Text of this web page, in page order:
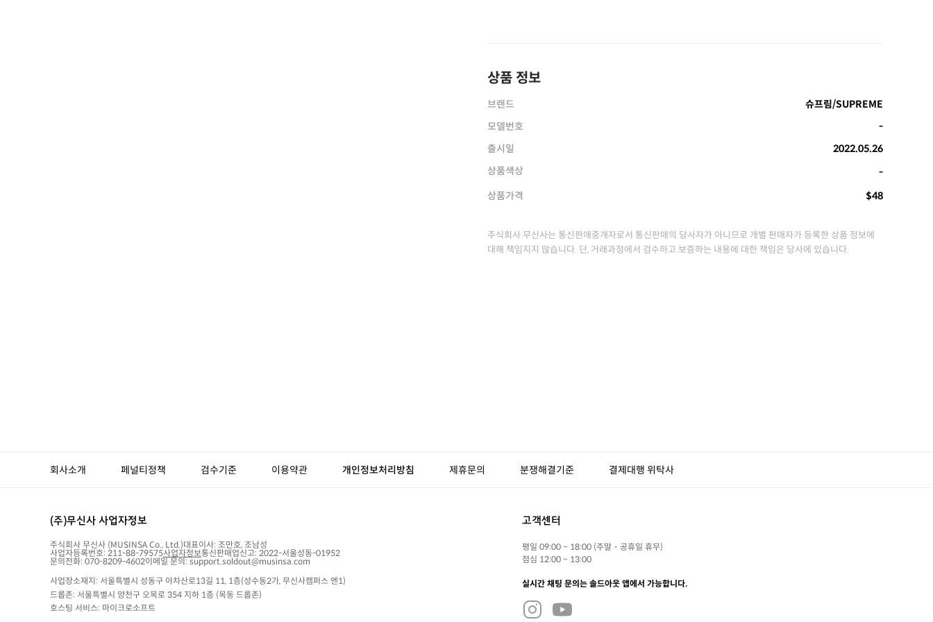
상품 정보
브랜드
슈프림/SUPREME
모델번호
-
출시일
2022.05.26
상품색상
-
상품가격
$48
주식회사 무신사는 통신판매중개자로서 통신판매의 당사자가 아니므로 개별 판매자가 등록한 상품 정보에
대해 책임지지 않습니다. 단, 거래과정에서 검수하고 보증하는 내용에 대한 책임은 당사에 있습니다.
회사소개 페널티정책 검수기준 이용약관 개인정보처리방침 제휴문의 분쟁해결기준 결제대행 위탁사
(주)무신사 사업자정보
주식회사 무신사 (MUSINSA Co., Ltd.)대표이사: 조만호, 조남성
사업자등록번호: 211-88-79575사업자정보통신판매업신고: 2022-서울성동-01952
문의전화: 070-8209-4602이메일 문의: support.soldout@musinsa.com
사업장소재지: 서울특별시 성동구 아차산로13길 11, 1층(성수동2가, 무신사캠퍼스 엔1)
드롭존: 서울특별시 양천구 오목로 354 지하 1층 (목동 드롭존)
호스팅 서비스: 마이크로소프트
고객센터
평일 09:00 ~ 18:00 (주말・공휴일 휴무)
점심 12:00 ~ 13:00
실시간 채팅 문의는 솔드아웃 앱에서 가능합니다.